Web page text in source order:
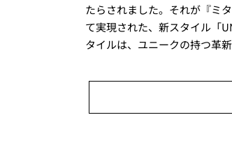
たらされました。それが『ミ
て実現された、新スタイル「
タイルは、ユニークの持つ革